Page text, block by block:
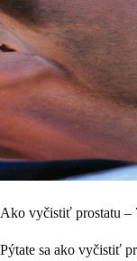
Ako vyčistiť prostatu –
Pýtate sa ako vyčistiť